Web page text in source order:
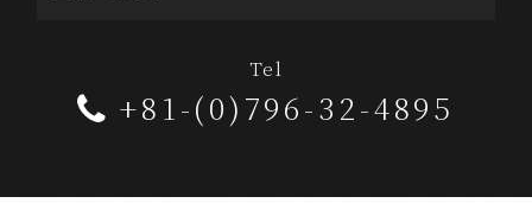
Tel
+81-(0)796-32-4895